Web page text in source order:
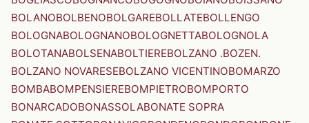
BOLANOBOLBENOBOLGAREBOLLATEBOLLENGO
BOLOGNABOLOGNANOBOLOGNETTABOLOGNOLA
BOLOTANABOLSENABOLTIEREBOLZANO .BOZEN.
BOLZANO NOVARESEBOLZANO VICENTINOBOMARZO
BOMBABOMPENSIEREBOMPIETROBOMPORTO
BONARCADOBONASSOLABONATE SOPRA